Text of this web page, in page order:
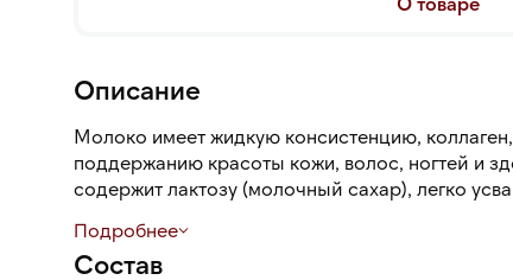
Описание
Молоко имеет жидкую консистенцию,
поддержанию красоты кожи, волос, ногтей и
содержит лактозу (молочный сахар), легко
вкус, не придает горечи или посторонних
Подробнее
Состав